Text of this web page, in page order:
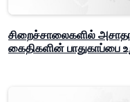
சிறைச்சாலைகளில்
கைதிகளின் பாதுகாப்பை